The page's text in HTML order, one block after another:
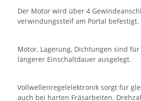
Der Motor wird über 4
verwindungssteif am Portal befestigt.
Motor, Lagerung, Dichtungen sind
längerer Einschaltdauer ausgelegt.
Vollwellenregelelektronik sorgt für
auch bei harten Fräsarbeiten.